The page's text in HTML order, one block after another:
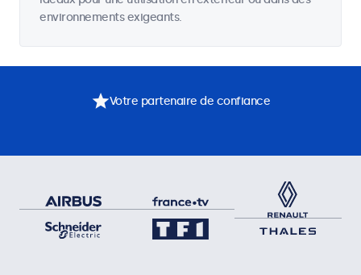
environnements exigeants.
Votre partenaire de confiance